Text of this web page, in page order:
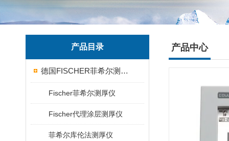
产品目录
德国FISCHER菲希尔测厚仪
Fischer菲希尔测厚仪
Fischer代理涂层测厚仪
菲希尔库伦法测厚仪
产品中心